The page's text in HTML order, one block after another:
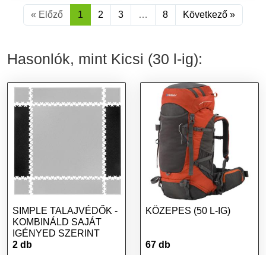
« Előző 1 2 3 … 8 Következő »
Hasonlók, mint Kicsi (30 l-ig):
SIMPLE TALAJVÉDŐK -
KOMBINÁLD SAJÁT
IGÉNYED SZERINT
2 db
KÖZEPES (50 L-IG)
67 db